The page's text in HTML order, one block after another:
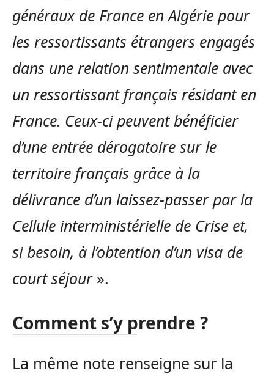
généraux de France en Algérie pour
les ressortissants étrangers engagés
dans une relation sentimentale avec
un ressortissant français résidant en
France. Ceux-ci peuvent bénéficier
d’une entrée dérogatoire sur le
territoire français grâce à la
délivrance d’un laissez-passer par la
Cellule interministérielle de Crise et,
si besoin, à l’obtention d’un visa de
court séjour».
Comment s’y prendre ?
La même note renseigne sur la